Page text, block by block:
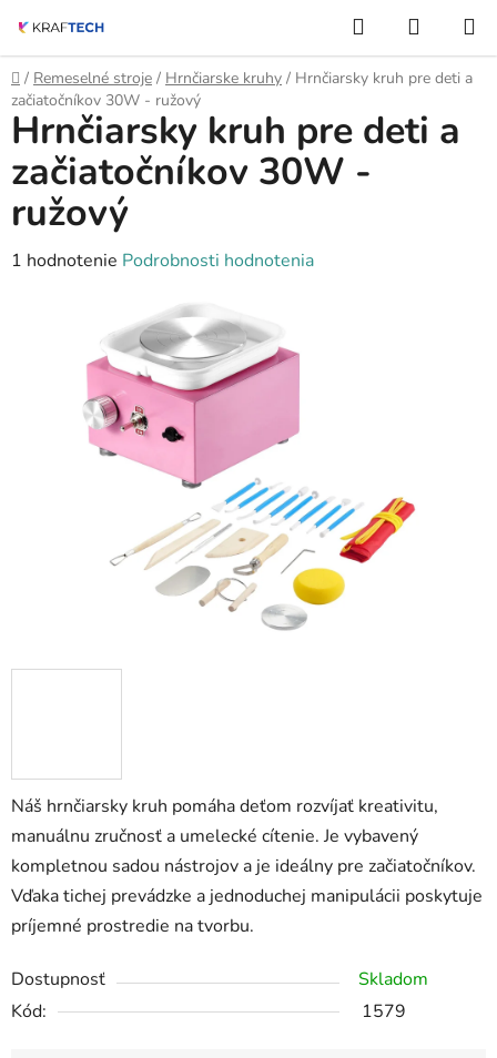
obsah
Hľadať
KOŠÍK
Domov
/ Remeselné stroje / Hrnčiarske kruhy / Hrnčiarsky kruh pre deti a
začiatočníkov 30W - ružový
Náš hrnčiarsky kruh pomáha deťom rozvíjať kreativitu,
manuálnu zručnosť a umelecké cítenie. Je vybavený
kompletnou sadou nástrojov a je ideálny pre začiatočníkov.
Vďaka tichej prevádzke a jednoduchej manipulácii poskytuje
príjemné prostredie na tvorbu.
Dostupnosť
Skladom
Kód:
1579
Hrnčiarsky kruh pre deti a
začiatočníkov 30W -
ružový
Priemerné
1 hodnotenie Podrobnosti hodnotenia